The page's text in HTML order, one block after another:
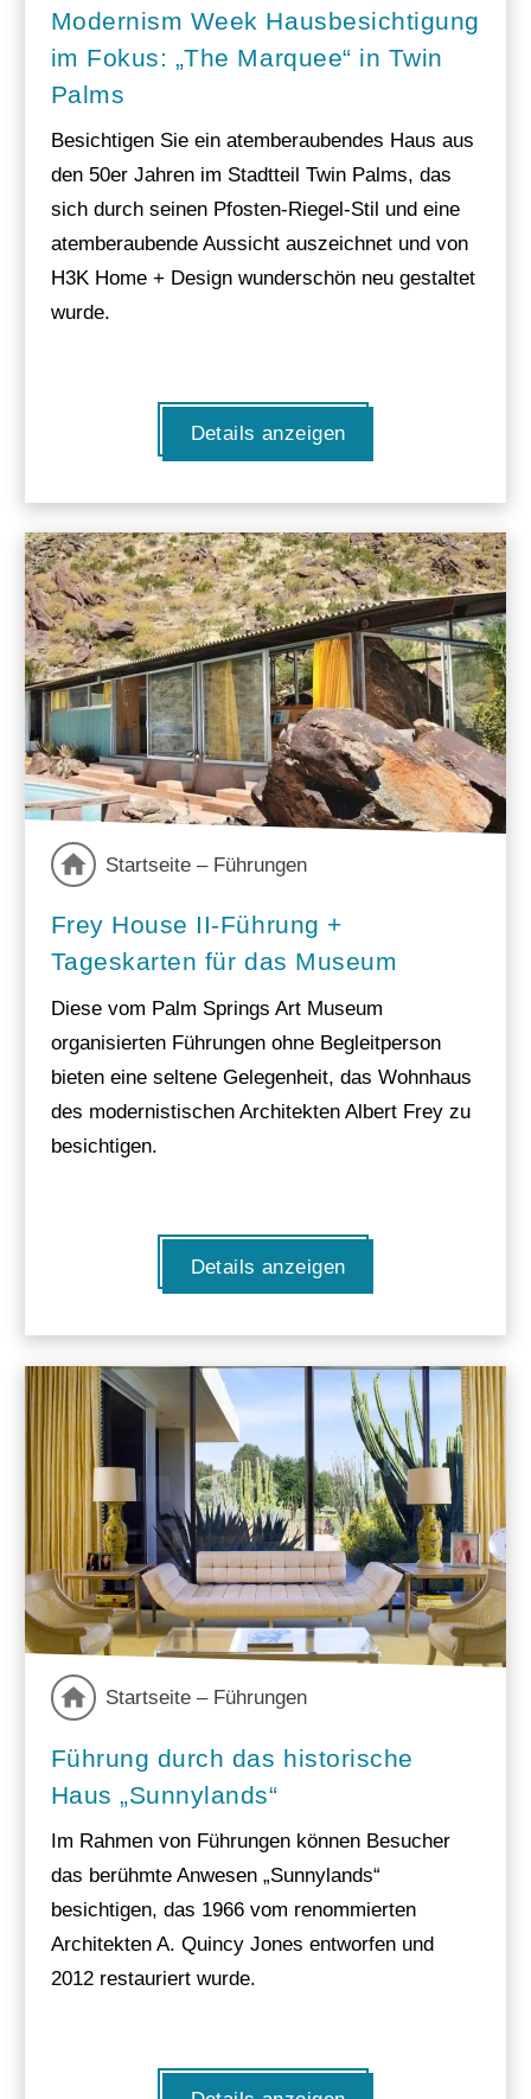
Modernism Week Hausbesichtigung
im Fokus: „The Marquee“ in Twin
Palms
Besichtigen Sie ein atemberaubendes Haus aus
den 50er Jahren im Stadtteil Twin Palms, das
sich durch seinen Pfosten-Riegel-Stil und eine
atemberaubende Aussicht auszeichnet und von
H3K Home + Design wunderschön neu gestaltet
wurde.
Details anzeigen
Startseite – Führungen
Frey House II-Führung +
Tageskarten für das Museum
Diese vom Palm Springs Art Museum
organisierten Führungen ohne Begleitperson
bieten eine seltene Gelegenheit, das Wohnhaus
des modernistischen Architekten Albert Frey zu
besichtigen.
Details anzeigen
Startseite – Führungen
Führung durch das historische
Haus „Sunnylands“
Im Rahmen von Führungen können Besucher
das berühmte Anwesen „Sunnylands“
besichtigen, das 1966 vom renommierten
Architekten A. Quincy Jones entworfen und
2012 restauriert wurde.